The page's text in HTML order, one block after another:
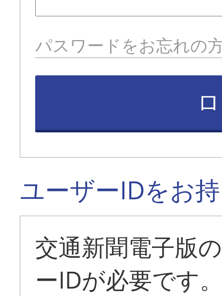
パスワードをお忘れの
ユーザーIDをお
交通新聞電子版
ーIDが必要です